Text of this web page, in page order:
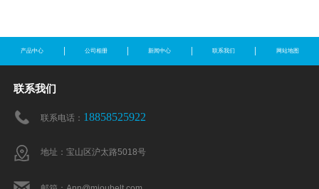
产品中心 公司相册 新闻中心 联系我们 网站地图
联系我们
联系电话： 18858525922
地址：宝山区沪太路5018号